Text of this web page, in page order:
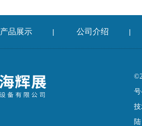
产品展示 | 公司介绍 |
号
陆